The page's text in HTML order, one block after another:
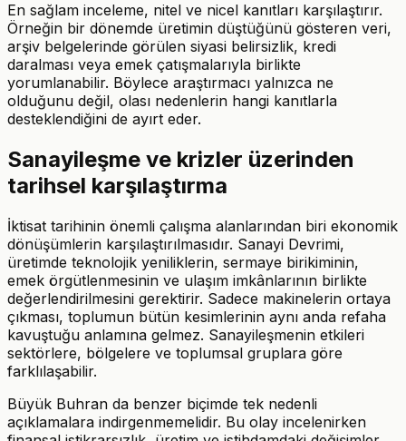
En sağlam inceleme, nitel ve nicel kanıtları karşılaştırır.
Örneğin bir dönemde üretimin düştüğünü gösteren veri,
arşiv belgelerinde görülen siyasi belirsizlik, kredi
daralması veya emek çatışmalarıyla birlikte
yorumlanabilir. Böylece araştırmacı yalnızca ne
olduğunu değil, olası nedenlerin hangi kanıtlarla
desteklendiğini de ayırt eder.
Sanayileşme ve krizler üzerinden
tarihsel karşılaştırma
İktisat tarihinin önemli çalışma alanlarından biri ekonomik
dönüşümlerin karşılaştırılmasıdır. Sanayi Devrimi,
üretimde teknolojik yeniliklerin, sermaye birikiminin,
emek örgütlenmesinin ve ulaşım imkânlarının birlikte
değerlendirilmesini gerektirir. Sadece makinelerin ortaya
çıkması, toplumun bütün kesimlerinin aynı anda refaha
kavuştuğu anlamına gelmez. Sanayileşmenin etkileri
sektörlere, bölgelere ve toplumsal gruplara göre
farklılaşabilir.
Büyük Buhran da benzer biçimde tek nedenli
açıklamalara indirgenmemelidir. Bu olay incelenirken